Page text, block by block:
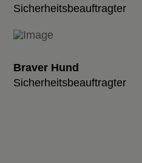
Sicherheitsbeauftragter
Braver Hund
Sicherheitsbeauftragter